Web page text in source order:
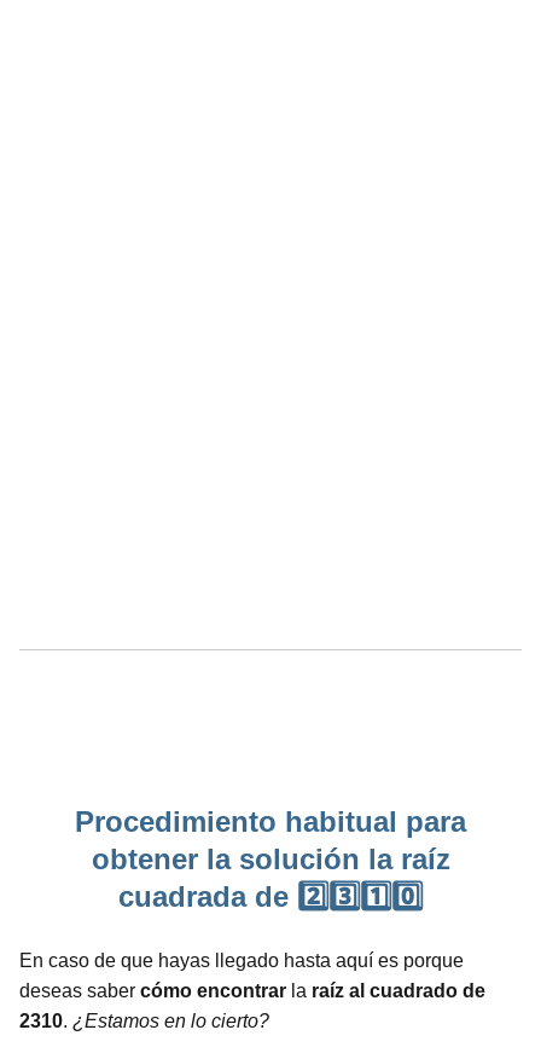
Procedimiento habitual para
obtener la solución la raíz
cuadrada de 2️⃣3️⃣1️⃣0️⃣
En caso de que hayas llegado hasta aquí es porque
deseas saber cómo encontrar la raíz al cuadrado de
2310. ¿Estamos en lo cierto?